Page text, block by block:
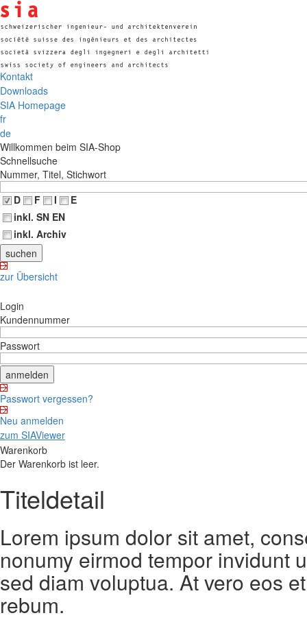
Kontakt
Downloads
SIA Homepage
fr
de
Willkommen beim SIA-Shop
Schnellsuche
Nummer, Titel, Stichwort
D
F I
E
inkl. SN EN
inkl. Archiv
zur Übersicht
Login
Kundennummer
Passwort
Passwort vergessen?
Neu anmelden
zum SIAViewer
Warenkorb
Der Warenkorb ist leer.
Titeldetail
Lorem ipsum dolor sit amet,
nonumy eirmod tempor invidunt
sed diam voluptua. At vero eos
rebum.